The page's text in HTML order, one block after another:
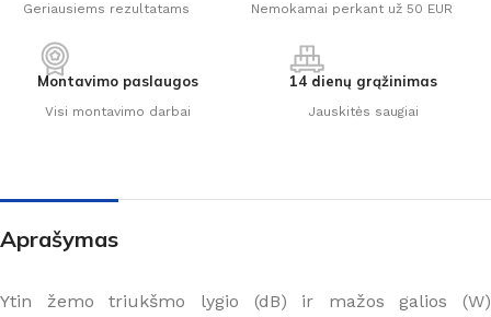
Geriausiems rezultatams Nemokamai perkant už 50 EUR
Montavimo paslaugos
Visi montavimo darbai
14 dienų grąžinimas
Jauskitės saugiai
Aprašymas
Ytin žemo triukšmo lygio (dB) ir mažos galios (W)